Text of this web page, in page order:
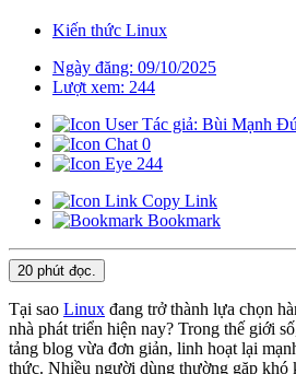
Kiến thức Linux
Ngày đăng: 09/10/2025
Lượt xem: 244
Tác giả: Bùi Mạnh
0
244
Copy Link
Bookmark
20 phút đọc.
Tại sao Linux đang trở thành lựa chọn
nhà phát triển hiện nay? Trong thế giới
tảng blog vừa đơn giản, linh hoạt lại
thức. Nhiều người dùng thường gặp khó